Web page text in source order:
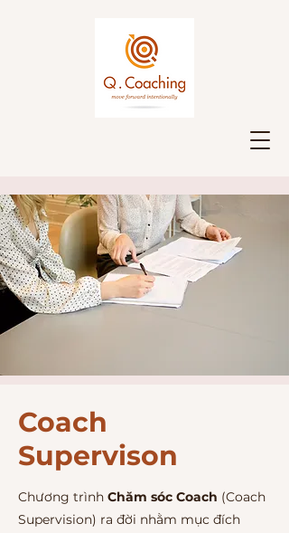
Coach
Supervison
Chương trình Chăm sóc Coach (Coach
Supervision) ra đời nhằm mục đích